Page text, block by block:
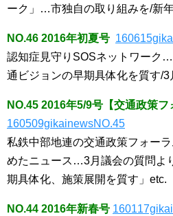
ーク」…市独自の取り組みを/新
NO.46 2016年初夏号
認知症見守りSOSネットワーク
通ビジョンの早期具体化を質す/
NO.45 2016年5/9号【交通政策フ
160509gikainewsNO.45
私鉄中部地連の交通政策フォー
めたニュース…3月議会の質問よ
期具体化、施策展開を質す」etc.
NO.44 2016年新春号